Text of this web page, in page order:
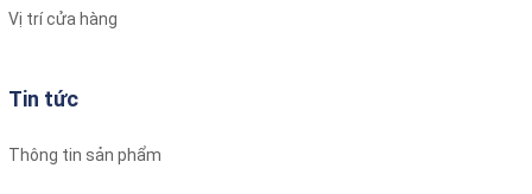
Vị trí cửa hàng
Tin tức
Thông tin sản phẩm